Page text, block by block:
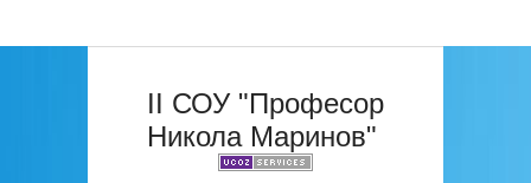
II СОУ "Професор
Никола Маринов"